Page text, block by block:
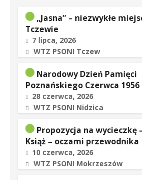
„Jasna” – niezwykłe
Tczewie
7 lipca, 2026
WTZ PSONI Tczew
Narodowy Dzień Pamięci
Poznańskiego Czerwca 1956
28 czerwca, 2026
WTZ PSONI Nidzica
Propozycja na wycieczkę
Książ – oczami przewodnika
10 czerwca, 2026
WTZ PSONI Mokrzeszów